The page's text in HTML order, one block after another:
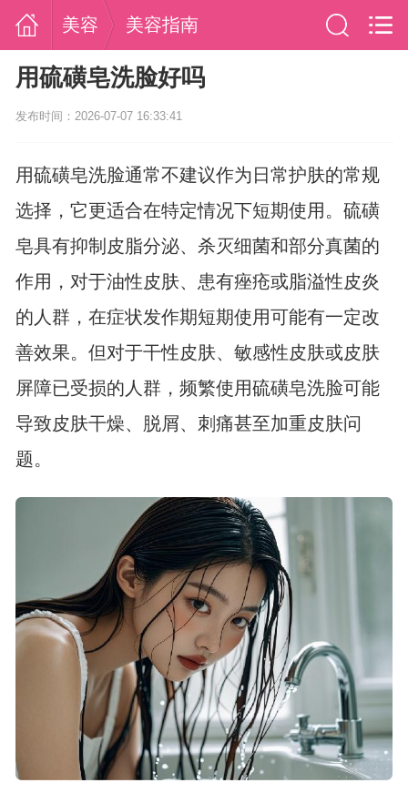
美容 美容指南
用硫磺皂洗脸好吗
发布时间：2026-07-07 16:33:41
用硫磺皂洗脸通常不建议作为日常护肤的常规
选择，它更适合在特定情况下短期使用。硫磺
皂具有抑制皮脂分泌、杀灭细菌和部分真菌的
作用，对于油性皮肤、患有痤疮或脂溢性皮炎
的人群，在症状发作期短期使用可能有一定改
善效果。但对于干性皮肤、敏感性皮肤或皮肤
屏障已受损的人群，频繁使用硫磺皂洗脸可能
导致皮肤干燥、脱屑、刺痛甚至加重皮肤问
题。